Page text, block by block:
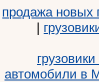
продажа новых
|
автомобили в